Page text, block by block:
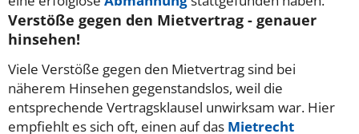
Verstöße gegen den Mietvertrag - genauer
hinsehen!
Viele Verstöße gegen den Mietvertrag sind bei
näherem Hinsehen gegenstandslos, weil die
entsprechende Vertragsklausel unwirksam war. Hier
empfiehlt es sich oft, einen auf das Mietrecht